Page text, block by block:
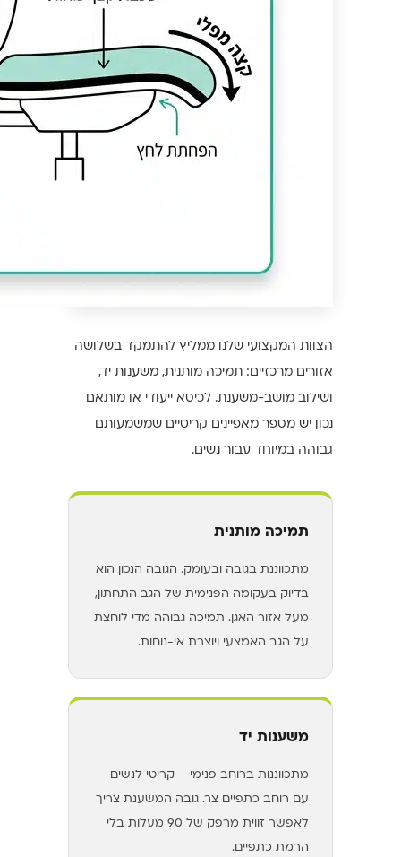
הצוות המקצועי שלנו ממליץ להתמקד בשלושה
אזורים מרכזיים: תמיכה מותנית, משענות יד,
ושילוב מושב-משענת. לכיסא ייעודי או מותאם
נכון יש מספר מאפיינים קריטיים שמשמעותם
גבוהה במיוחד עבור נשים.
תמיכה מותנית
מתכווננת בגובה ובעומק. הגובה הנכון הוא
בדיוק בעקומה הפנימית של הגב התחתון,
מעל אזור האגן. תמיכה גבוהה מדי לוחצת
על הגב האמצעי ויוצרת אי-נוחות.
משענות יד
מתכווננות ברוחב פנימי – קריטי לנשים
עם רוחב כתפיים צר. גובה המשענת צריך
לאפשר זווית מרפק של 90 מעלות בלי
הרמת כתפיים.